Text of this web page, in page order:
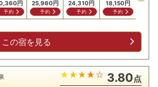
円
予約
25,960円
予約
24,310円
予約
18,150円
予約
この宿を見る
3.80点